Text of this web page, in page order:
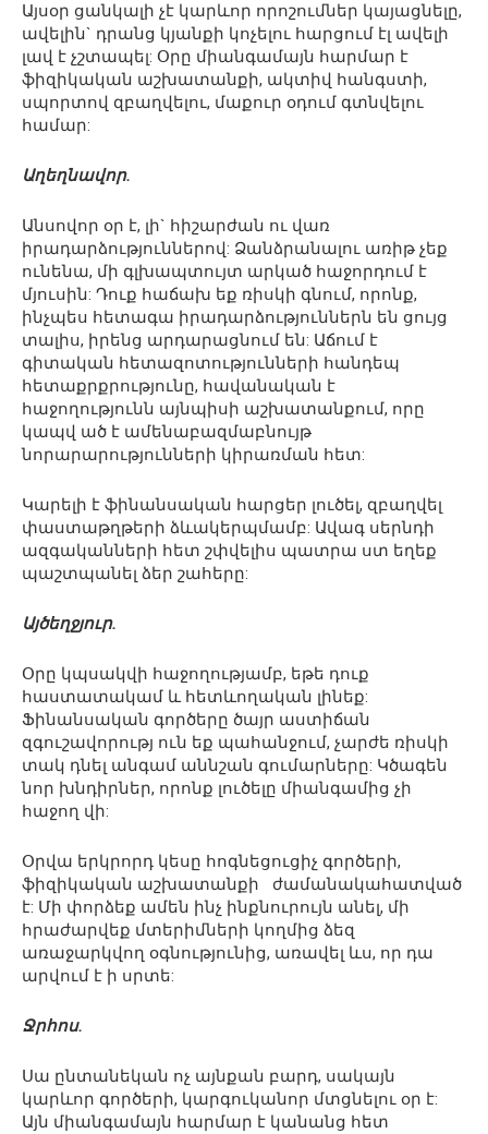
Այսօր ցանկալի չէ կարևոր որոշումներ կայացնելը,
ավելին` դրանց կյանքի կոչելու հարցում էլ ավելի
լավ է չշտապել: Օրը միանգամայն հարմար է
ֆիզիկական աշխատանքի, ակտիվ հանգստի,
սպորտով զբաղվելու, մաքուր օդում գտնվելու
համար:
Աղեղնավոր.
Անսովոր օր է, լի` հիշարժան ու վառ
իրադարձություններով: Ձանձրանալու առիթ չեք
ունենա, մի գլխապտույտ արկած հաջորդում է
մյուսին: Դուք հաճախ եք ռիսկի գնում, որոնք,
ինչպես հետագա իրադարձություններն են ցույց
տալիս, իրենց արդարացնում են: Աճում է
գիտական հետազոտությունների հանդեպ
հետաքրքրությունը, հավանական է
հաջողությունն այնպիսի աշխատանքում, որը
կապվ ած է ամենաբազմաբնույթ
նորարարությունների կիրառման հետ:
Կարելի է ֆինանսական հարցեր լուծել, զբաղվել
փաստաթղթերի ձևակերպմամբ: Ավագ սերնդի
ազգականների հետ շփվելիս պատրա ստ եղեք
պաշտպանել ձեր շահերը:
Այծեղջյուր.
Օրը կպսակվի հաջողությամբ, եթե դուք
հաստատակամ և հետևողական լինեք:
Ֆինանսական գործերը ծայր աստիճան
զգուշավորությ ուն եք պահանջում, չարժե ռիսկի
տակ դնել անգամ աննշան գումարները: Կծագեն
նոր խնդիրներ, որոնք լուծելը միանգամից չի
հաջող վի:
Օրվա երկրորդ կեսը հոգնեցուցիչ գործերի,
ֆիզիկական աշխատանքի ժամանակահատված
է: Մի փորձեք ամեն ինչ ինքնուրույն անել, մի
հրաժարվեք մտերիմների կողմից ձեզ
առաջարկվող օգնությունից, առավել ևս, որ դա
արվում է ի սրտե:
Ջրհոս.
Սա ընտանեկան ոչ այնքան բարդ, սակայն
կարևոր գործերի, կարգուկանոր մտցնելու օր է:
Այն միանգամայն հարմար է կանանց հետ